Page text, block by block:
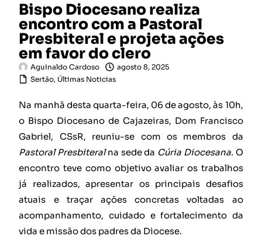
Bispo Diocesano realiza
encontro com a Pastoral
Presbiteral e projeta ações
em favor do clero
Aguinaldo Cardoso
agosto 8, 2025
Sertão, Últimas Noticias
Na manhã desta quarta-feira, 06 de agosto, às 10h,
o Bispo Diocesano de Cajazeiras, Dom Francisco
Gabriel, CSsR, reuniu-se com os membros da
Pastoral Presbiteralna sede da Cúria Diocesana. O
encontro teve como objetivo avaliar os trabalhos
já realizados, apresentar os principais desafios
atuais e traçar ações concretas voltadas ao
acompanhamento, cuidado e fortalecimento da
vida e missão dos padres da Diocese.